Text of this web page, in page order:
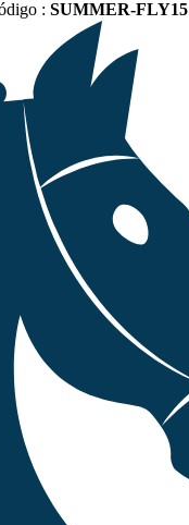
: SUMMER-FLY15